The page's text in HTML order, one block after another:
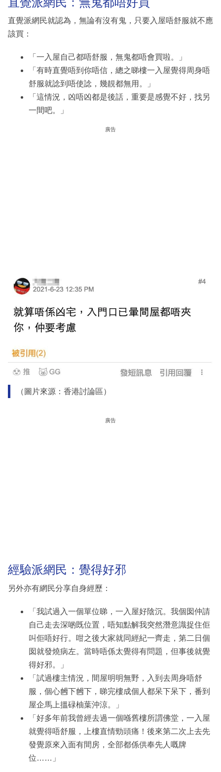
直覺派網民就認為，無論有沒有鬼，只要入屋唔舒服就不應
該買：
「一入屋自己都唔舒服，無鬼都唔會買啦。」
「有時直覺唔到你唔信，總之睇樓一入屋覺得周身唔
舒服就諗到唔使諗，幾靚都無用。」
「這情況，凶唔凶都是後話，重要是感覺不好，找另
一間吧。」
廣告
（圖片來源：香港討論區）
廣告
經驗派網民：覺得好邪
另外亦有網民分享自身經歷：
「我試過入一個單位睇，一入屋好陰沉。我個囡仲請
自己走去深啲既位置，唔知點解我突然潛意識捉住佢
叫佢唔好行。咁之後大家就同經紀一齊走，第二日個
囡就發燒病左。當時唔係太覺得有問題，但事後就覺
得好邪。」
「試過樓主情況，間屋明明無野，入到去周身唔舒
服，個心乸下乸下，睇完樓成個人都呆下呆下，番到
屋企馬上搵碌柚葉沖涼。」
「好多年前我曾經去過一個喺舊樓所謂佛堂，一入屋
就覺得唔舒服，上樓直情勁頭痛！後來第二次上去先
發覺原來入面有間房，全部都係供奉先人嘅牌
位……」